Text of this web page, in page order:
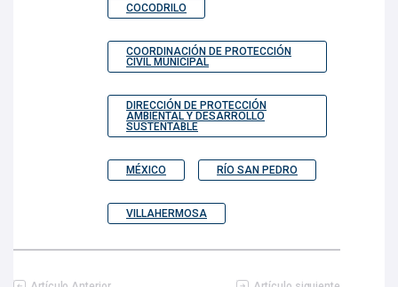
COCODRILO
COORDINACIÓN DE PROTECCIÓN
CIVIL MUNICIPAL
DIRECCIÓN DE PROTECCIÓN
AMBIENTAL Y DESARROLLO
SUSTENTABLE
MÉXICO RÍO SAN PEDRO
VILLAHERMOSA